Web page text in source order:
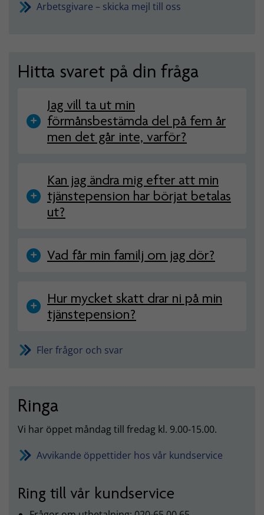
Arbetsgivare – skicka mejl till oss
Hitta svaret på din fråga
Jag vill ta ut min
förmånsbestämda del på fem år
men det går inte, varför?
Kan jag ändra mig efter att min
tjänstepension har börjat betalas
ut?
Vad får min familj om jag dör?
Hur mycket skatt drar ni på min
tjänstepension?
Fler frågor och svar
Ringa
Vi har öppet måndag till fredag kl. 9.00-15.00.
Avvikande öppettider hos vår kundservice
Ring till vår kundservice